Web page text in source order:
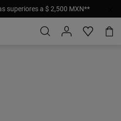
superiores a $ 2,500 MXN**